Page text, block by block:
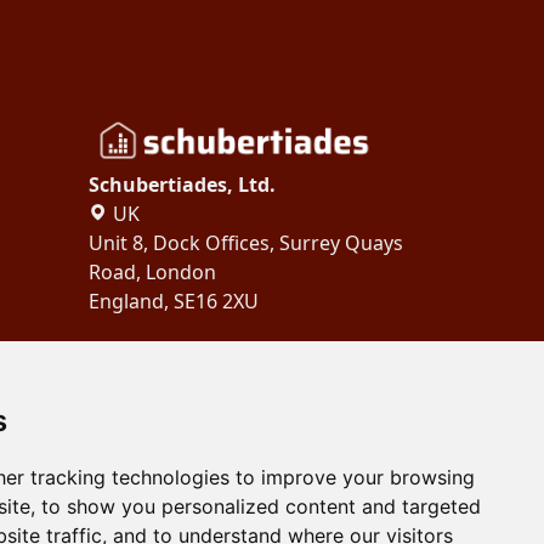
tracking technologies to improve your browsing
to show you personalized content and targeted
traffic, and to understand where our visitors
Schubertiades, Ltd.
UK
Unit 8, Dock Offices, Surrey Quays
Road, London
England, SE16 2XU